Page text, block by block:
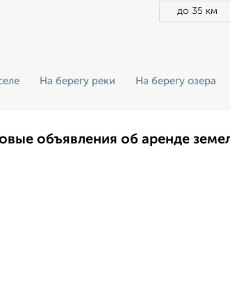
до 35 км
На берегу реки На берегу озера
объявления об аренде